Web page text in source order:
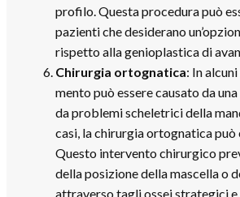
profilo. Questa procedura può
pazienti che desiderano
rispetto alla genioplastica di
Chirurgia ortognatica: In
mento può essere causato da
da problemi scheletrici della
casi, la chirurgia ortognatica può
Questo intervento chirurgico
della posizione della mascella o
attraverso tagli ossei strategici e